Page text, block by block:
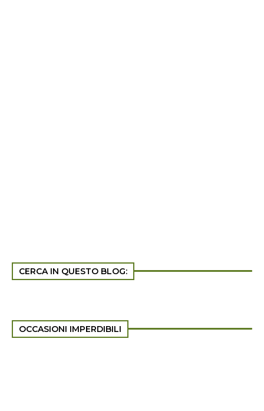
CERCA IN QUESTO BLOG:
OCCASIONI IMPERDIBILI